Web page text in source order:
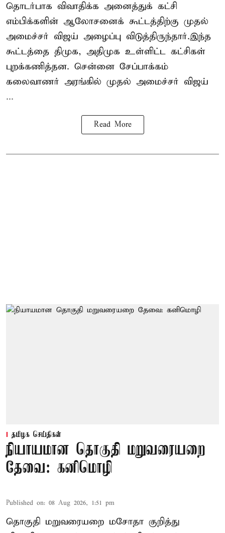
தொடர்பாக விவாதிக்க அனைத்துக் கட்சி
எம்பிக்களின் ஆலோசனைக் கூட்டத்திற்கு முதல்
அமைச்சர் விஜய் அழைப்பு விடுத்திருந்தார்.இந்த
கூட்டத்தை திமுக, அதிமுக உள்ளிட்ட கட்சிகள்
புறக்கணித்தன. சென்னை சேப்பாக்கம்
கலைவாணர் அரங்கில் முதல் அமைச்சர் விஜய்
...
Read More
தமிழக செய்திகள்
நியாயமான தொகுதி மறுவரையறை
தேவை: கனிமொழி
Published on: 08 Aug 2026, 1:51 pm
தொகுதி மறுவரையறை மசோதா குறித்து